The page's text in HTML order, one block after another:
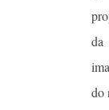
da
do